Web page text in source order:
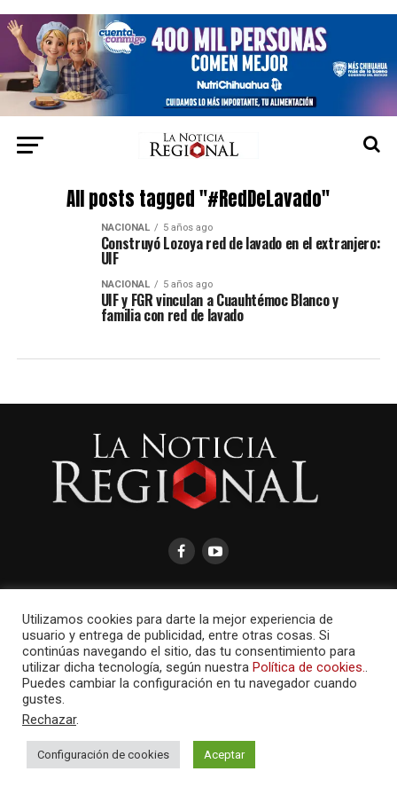
All posts tagged "#RedDeLavado"
NACIONAL 5 años ago
Construyó Lozoya red de lavado en el extranjero:
UIF
NACIONAL 5 años ago
UIF y FGR vinculan a Cuauhtémoc Blanco y
familia con red de lavado
AMAYCOM.NET
Utilizamos cookies para darte la mejor experiencia de
usuario y entrega de publicidad, entre otras cosas. Si
continúas navegando el sitio, das tu consentimiento para
utilizar dicha tecnología, según nuestra Política de cookies..
Puedes cambiar la configuración en tu navegador cuando
gustes.
Rechazar.
Configuración de cookies Aceptar